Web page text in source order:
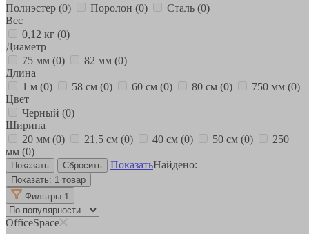
Полиэстер (0) Поролон (0) Сталь (0)
Вес
0,12 кг (0)
Диаметр
75 мм (0) 82 мм (0)
Длина
1 м (0) 58 см (0) 60 см (0) 80 см (0) 750 мм (0)
Цвет
Черный (0)
Ширина
20 мм (0) 21,5 см (0) 40 см (0) 50 см (0)
250
мм (0)
ПоказатьНайдено:
Показать: 1 товар
Фильтры 1
OfficeSpace